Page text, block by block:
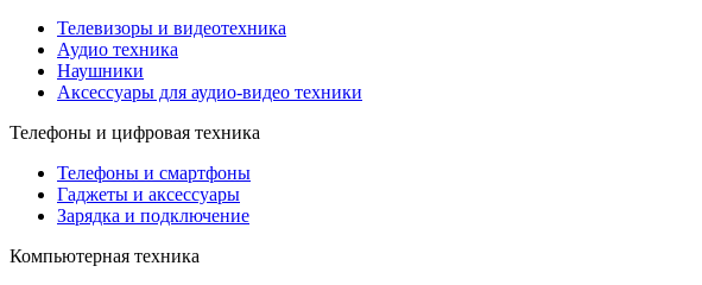
Телевизоры и видеотехника
Аудио техника
Наушники
Аксессуары для аудио-видео техники
Телефоны и цифровая техника
Телефоны и смартфоны
Гаджеты и аксессуары
Зарядка и подключение
Компьютерная техника